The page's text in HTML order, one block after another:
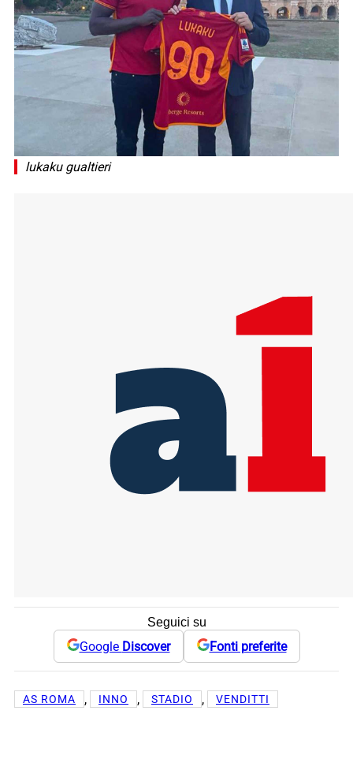
lukaku gualtieri
Seguici su
Google Discover Fonti preferite
AS ROMA , INNO , STADIO , VENDITTI